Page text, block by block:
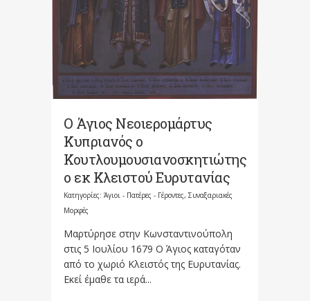
Ο Άγιος Νεοιερομάρτυς
Κυπριανός ο
Κουτλουμουσιανοσκητιώτης
ο εκ Κλειστού Ευρυτανίας
Κατηγορίες: Άγιοι - Πατέρες - Γέροντες, Συναξαριακές
Μορφές
Μαρτύρησε στην Κωνσταντινούπολη
στις 5 Ιουλίου 1679 Ο Άγιος καταγόταν
από το χωριό Κλειστός της Ευρυτανίας.
Εκεί έμαθε τα ιερά...